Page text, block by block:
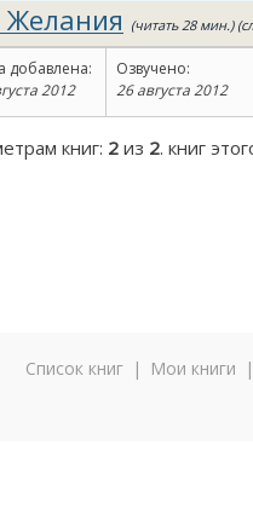
(читать 28 мин.)
добавлена:
2012
Озвучено:
26 августа 2012
книг: 2 из 2. книг
Список книг | Мои книги |